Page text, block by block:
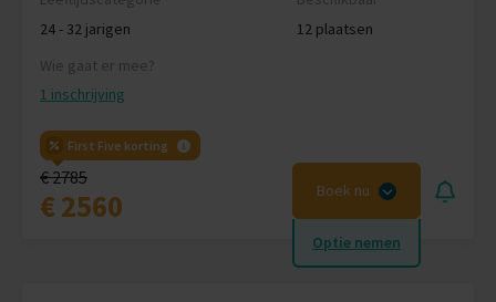
24 - 32 jarigen
12 plaatsen
Wie gaat er mee?
1 inschrijving
First Five korting
€ 2785
€ 2560 Boek nu
Optie nemen